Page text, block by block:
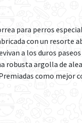
para perros
con un resorte
a los duros
robusta argolla de
como mejor